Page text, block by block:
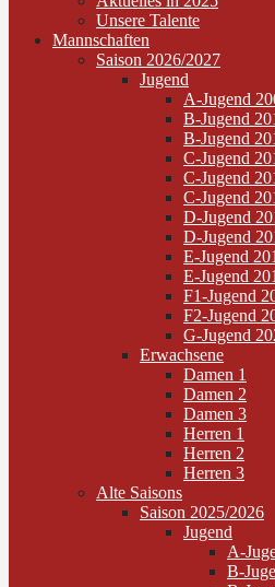
Unsere Talente
Mannschaften
Saison 2026/2027
Jugend
A-Jugend
B-Jugend
B-Jugend
C-Jugend
C-Jugend
C-Jugend
D-Jugend
D-Jugend
E-Jugend
E-Jugend
F1-Jugend
F2-Jugend
G-Jugend
Erwachsene
Damen 1
Damen 2
Damen 3
Herren 1
Herren 2
Herren 3
Alte Saisons
Saison 2025/2026
Jugend
A-
B-